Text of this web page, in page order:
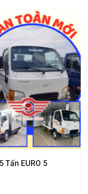
Tấn EURO 5